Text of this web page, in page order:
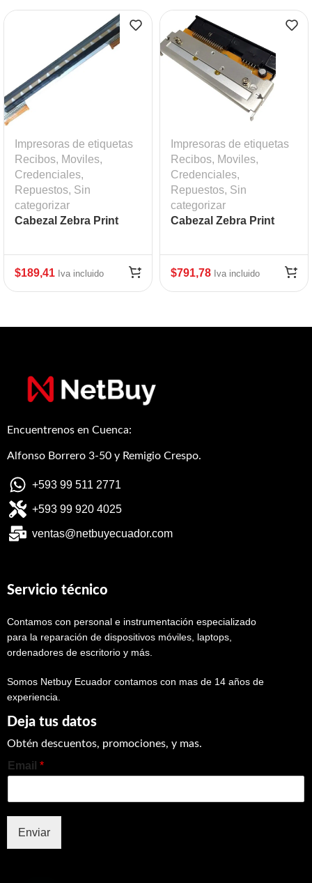
Impresoras de etiquetas
Recibos, Moviles,
Credenciales,
Repuestos, Sin
categorizar
Cabezal Zebra Print
$189,41 Iva incluido
Impresoras de etiquetas
Recibos, Moviles,
Credenciales,
Repuestos, Sin
categorizar
Cabezal Zebra Print
$791,78 Iva incluido
Encuentrenos en Cuenca:
Alfonso Borrero 3-50 y Remigio Crespo.
+593 99 511 2771
+593 99 920 4025
ventas@netbuyecuador.com
Servicio técnico
Contamos con personal e instrumentación especializado
para la reparación de dispositivos móviles, laptops,
ordenadores de escritorio y más.
Somos Netbuy Ecuador contamos con mas de 14 años de
experiencia.
Deja tus datos
Obtén descuentos, promociones, y mas.
Email *
Enviar